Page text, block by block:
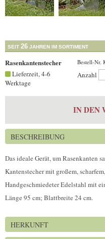
SEIT 26 JAHREN IM SORTIMENT
Rasenkantenstecher Bestell-Nr.
Lieferzeit, 4-6
Werktage
Anzahl
IN DEN
BESCHREIBUNG
Das ideale Gerät, um Rasenkanten
Kantenstecher mit großem,
Handgeschmiedeter Edelstahl mit
Länge 95 cm; Blattbreite 24 cm.
HERKUNFT